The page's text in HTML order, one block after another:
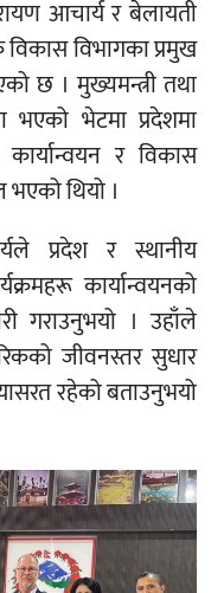
आचार्य र बेलायती
विभागका प्रमुख
छ । मुख्यमन्त्री तथा
भएको भेटमा प्रदेशमा
र विकास
थियो ।
प्रदेश र स्थानीय
कार्यान्वयनको
गराउनुभयो । उहाँले
जीवनस्तर सुधार
रहेको बताउनुभयो